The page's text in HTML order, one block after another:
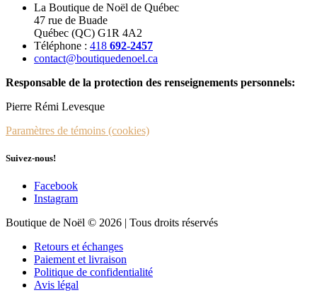
La Boutique de Noël de Québec
47 rue de Buade
Québec (QC) G1R 4A2
Téléphone : 418 692-2457
contact@boutiquedenoel.ca
Responsable de la protection des renseignements personnels:
Pierre Rémi Levesque
Paramètres de témoins (cookies)
Suivez-nous!
Facebook
Instagram
Boutique de Noël © 2026 | Tous droits réservés
Retours et échanges
Paiement et livraison
Politique de confidentialité
Avis légal